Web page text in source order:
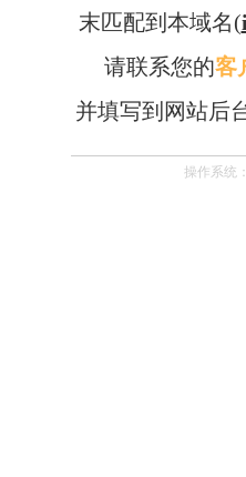
末匹配到本域名(
请联系您的客
并填写到网站后
操作系统